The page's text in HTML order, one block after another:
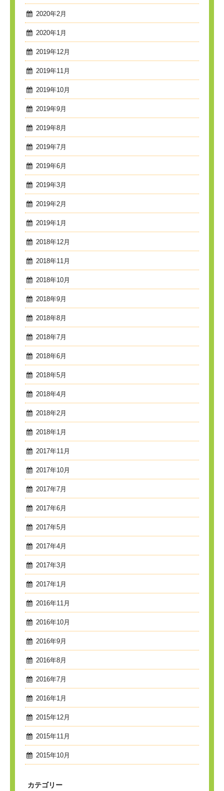
2020年2月
2020年1月
2019年12月
2019年11月
2019年10月
2019年9月
2019年8月
2019年7月
2019年6月
2019年3月
2019年2月
2019年1月
2018年12月
2018年11月
2018年10月
2018年9月
2018年8月
2018年7月
2018年6月
2018年5月
2018年4月
2018年2月
2018年1月
2017年11月
2017年10月
2017年7月
2017年6月
2017年5月
2017年4月
2017年3月
2017年1月
2016年11月
2016年10月
2016年9月
2016年8月
2016年7月
2016年1月
2015年12月
2015年11月
2015年10月
カテゴリー